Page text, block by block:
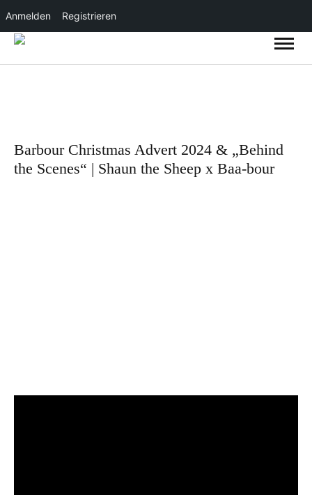
Anmelden Registrieren
Barbour Christmas Advert 2024 & „Behind
the Scenes“ | Shaun the Sheep x Baa-bour